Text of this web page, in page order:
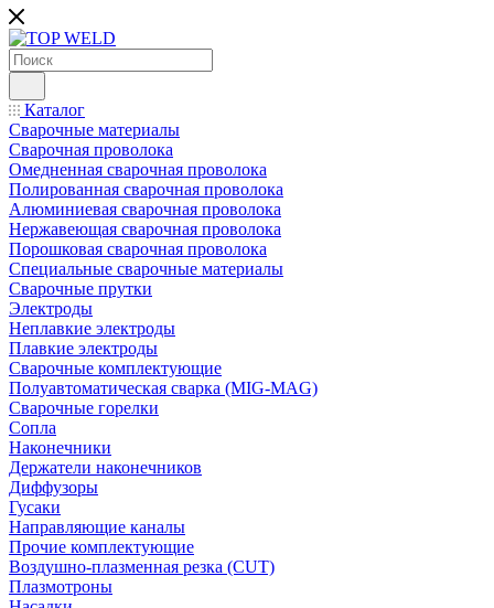
Каталог
Сварочные материалы
Сварочная проволока
Омедненная сварочная проволока
Полированная сварочная проволока
Алюминиевая сварочная проволока
Нержавеющая сварочная проволока
Порошковая сварочная проволока
Специальные сварочные материалы
Сварочные прутки
Электроды
Неплавкие электроды
Плавкие электроды
Сварочные комплектующие
Полуавтоматическая сварка (MIG-MAG)
Сварочные горелки
Сопла
Наконечники
Держатели наконечников
Диффузоры
Гусаки
Направляющие каналы
Прочие комплектующие
Воздушно-плазменная резка (CUT)
Плазмотроны